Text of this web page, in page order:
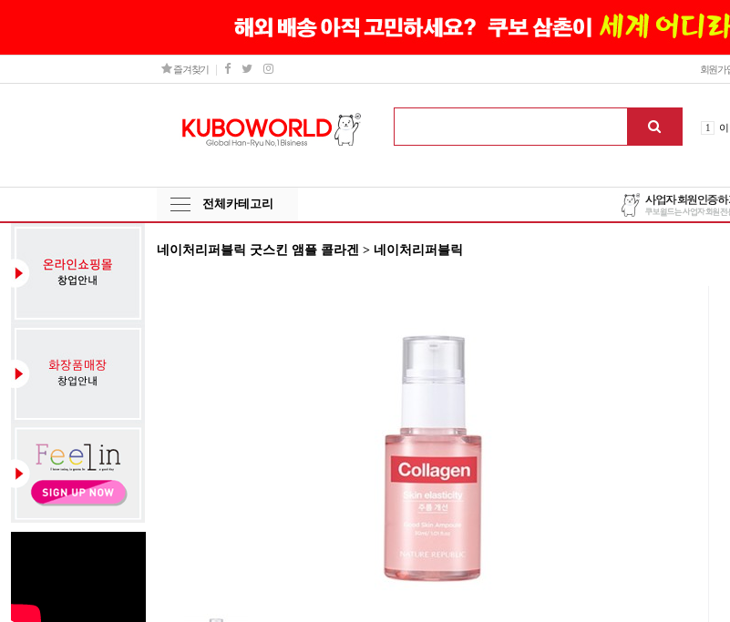
회원가
즐겨찾기
4
5
전체카테고리
네이처리퍼블릭 굿스킨 앰플 콜라겐 > 네이처리퍼블릭